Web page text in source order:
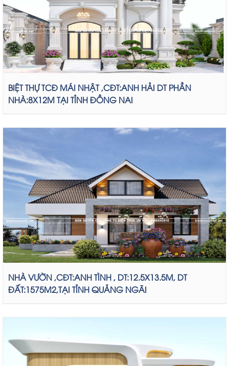
BIỆT THỰ TCĐ MÁI NHẬT ,CĐT:ANH HẢI DT PHẦN
NHÀ:8X12M TẠI TỈNH ĐỒNG NAI
NHÀ VƯỜN ,CĐT:ANH TÌNH , DT:12.5X13.5M, DT
ĐẤT:1575M2,TẠI TỈNH QUẢNG NGÃI